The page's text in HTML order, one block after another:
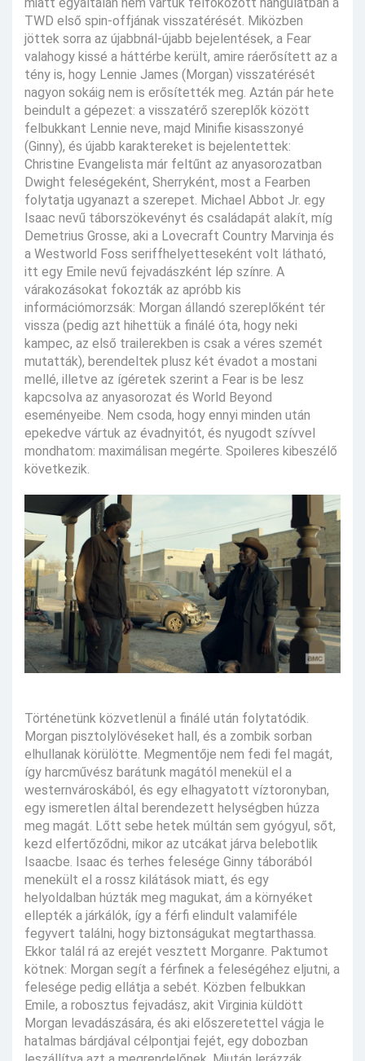
TWD első spin-offjának visszatérését. Miközben
jöttek sorra az újabbnál-újabb bejelentések, a Fear
valahogy kissé a háttérbe került, amire ráerősített az a
tény is, hogy Lennie James (Morgan) visszatérését
nagyon sokáig nem is erősítették meg. Aztán pár hete
beindult a gépezet: a visszatérő szereplők között
felbukkant Lennie neve, majd Minifie kisasszonyé
(Ginny), és újabb karaktereket is bejelentettek:
Christine Evangelista már feltűnt az anyasorozatban
Dwight feleségeként, Sherryként, most a Fearben
folytatja ugyanazt a szerepet. Michael Abbot Jr. egy
Isaac nevű táborszökevényt és családapát alakít, míg
Demetrius Grosse, aki a Lovecraft Country Marvinja és
a Westworld Foss seriffhelyetteseként volt látható,
itt egy Emile nevű fejvadászként lép színre. A
várakozásokat fokozták az apróbb kis
információmorzsák: Morgan állandó szereplőként tér
vissza (pedig azt hihettük a finálé óta, hogy neki
kampec, az első trailerekben is csak a véres szemét
mutatták), berendeltek plusz két évadot a mostani
mellé, illetve az ígéretek szerint a Fear is be lesz
kapcsolva az anyasorozat és World Beyond
eseményeibe. Nem csoda, hogy ennyi minden után
epekedve vártuk az évadnyitót, és nyugodt szívvel
mondhatom: maximálisan megérte. Spoileres kibeszélő
következik.
Történetünk közvetlenül a finálé után folytatódik.
Morgan pisztolylövéseket hall, és a zombik sorban
elhullanak körülötte. Megmentője nem fedi fel magát,
így harcművész barátunk magától menekül el a
westernvároskából, és egy elhagyatott víztoronyban,
egy ismeretlen által berendezett helységben húzza
meg magát. Lőtt sebe hetek múltán sem gyógyul, sőt,
kezd elfertőződni, mikor az utcákat járva belebotlik
Isaacbe. Isaac és terhes felesége Ginny táborából
menekült el a rossz kilátások miatt, és egy
helyoldalban húzták meg magukat, ám a környéket
ellepték a járkálók, így a férfi elindult valamiféle
fegyvert találni, hogy biztonságukat megtarthassa.
Ekkor talál rá az erejét vesztett Morganre. Paktumot
kötnek: Morgan segít a férfinek a feleségéhez eljutni, a
felesége pedig ellátja a sebét. Közben felbukkan
Emile, a robosztus fejvadász, akit Virginia küldött
Morgan levadászására, és aki előszeretettel vágja le
hatalmas bárdjával célpontjai fejét, egy dobozban